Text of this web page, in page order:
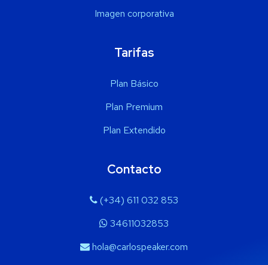
Imagen corporativa
Tarifas
Plan Básico
Plan Premium
Plan Extendido
Contacto
(+34) 611 032 853
34611032853
hola@carlospeaker.com